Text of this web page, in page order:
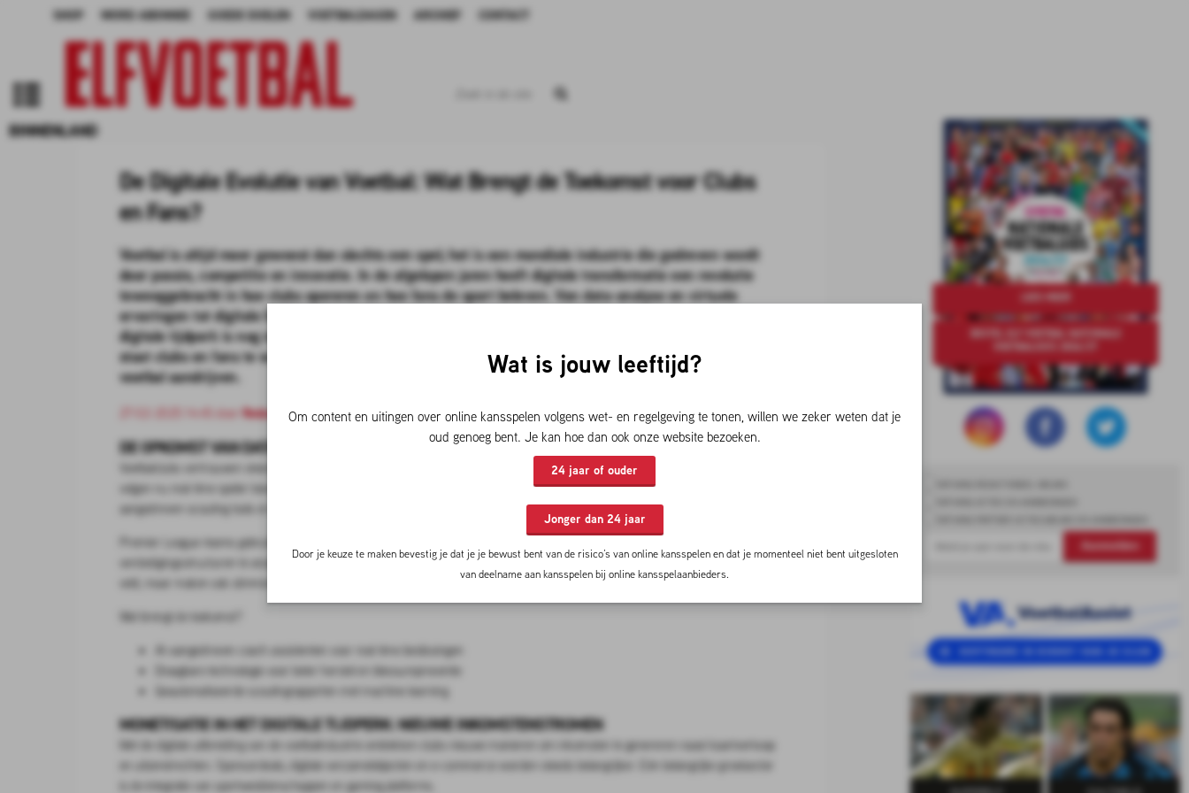
SHOP WORD ABONNEE GOEDE DOELEN VOETBALDAGEN ARCHIEF CONTACT
BINNENLAND
De Digitale Evolutie van Voetbal: Wat Brengt de Toekomst voor Clubs
en Fans?
Voetbal is altijd meer geweest dan slechts een spel; het is een mondiale industrie die gedreven wordt
door passie, competitie en innovatie. In de afgelopen jaren heeft digitale transformatie een revolutie
teweeggebracht in hoe clubs opereren en hoe fans de sport beleven. Van data-analyse en virtuele
ervaringen tot digitale fan betrokkenheid en nieuwe inkomstenstromen, de evolutie van voetbal in het
digitale tijdperk is nog maar net begonnen. Naarmate technologie de industrie blijft vormgeven, wat
staat clubs en fans te wachten? Laten we de belangrijkste trends verkennen die de digitale evolutie van
voetbal aandrijven.
27-02-2025 14:45 door Redactie ELF Voetbal
DE OPKOMST VAN DATA-GESTUURDE PRESTATIEANALYSE
Voetbalclubs vertrouwen steeds vaker op data om prestaties, scouting en strategie te optimaliseren. Geavanceerde analyse platforms
volgen nu real-time speler bewegingen, uithoudingsvermogen en tactische efficiëntie. Technologieën zoals GPS-trackers, AI-
aangedreven scouting tools en videoanalyse helpen clubs een concurrentievoordeel te behalen.
Premier League-teams gebruiken bijvoorbeeld volgsystemen zoals StatsBomb en Opta om passende patronen, expected goals (xG) en
verdedigingsstructuren te analyseren. Clubs die data-gestuurde beslissingen omarmen, verbeteren niet alleen hun prestaties op het
veld, maar maken ook slimmere investeringen in transfers en trainingsprogramma’s.
Wat brengt de toekomst?
AI-aangedreven coach assistenten voor real-time beslissingen
Draagbare technologie voor beter herstel en blessurepreventie
Geautomatiseerde scoutingrapporten met machine learning
MONETISATIE IN HET DIGITALE TIJDPERK: NIEUWE INKOMSTENSTROMEN
Met de digitale uitbreiding van de voetbalindustrie ontdekken clubs nieuwe manieren om inkomsten te genereren naast kaartverkoop
en uitzendrechten. Sponsordeals, digitale verzamelobjecten en e-commerce worden steeds belangrijker. Eén belangrijke groeisector
is de integratie van sportweddenschappen en gaming platforms.
BESTEL ELF VOETBAL NATIONALE
Aanmelden
Wat is jouw leeftijd?
Om content en uitingen over online kansspelen volgens wet- en regelgeving te tonen, willen we zeker weten dat je
oud genoeg bent. Je kan hoe dan ook onze website bezoeken.
24 jaar of ouder
Jonger dan 24 jaar
Door je keuze te maken bevestig je dat je je bewust bent van de risico’s van online kansspelen en dat je momenteel niet bent uitgesloten
van deelname aan kansspelen bij online kansspelaanbieders.